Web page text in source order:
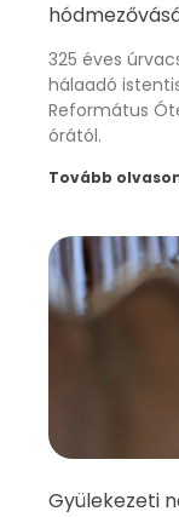
325 éves
hálaadó
Református
órától.
Tovább
Gyülekezeti